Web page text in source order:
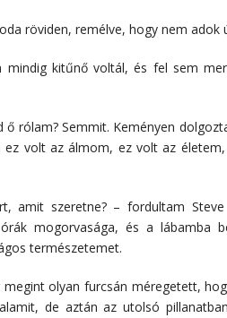
röviden, remélve, hogy nem adok
mindig kitűnő voltál, és fel sem
rólam? Semmit. Keményen
volt az álmom, ez volt az
amit szeretne? – fordultam
mogorvasága, és a lábamba
természetemet.
olyan furcsán méregetett,
de aztán az utolsó